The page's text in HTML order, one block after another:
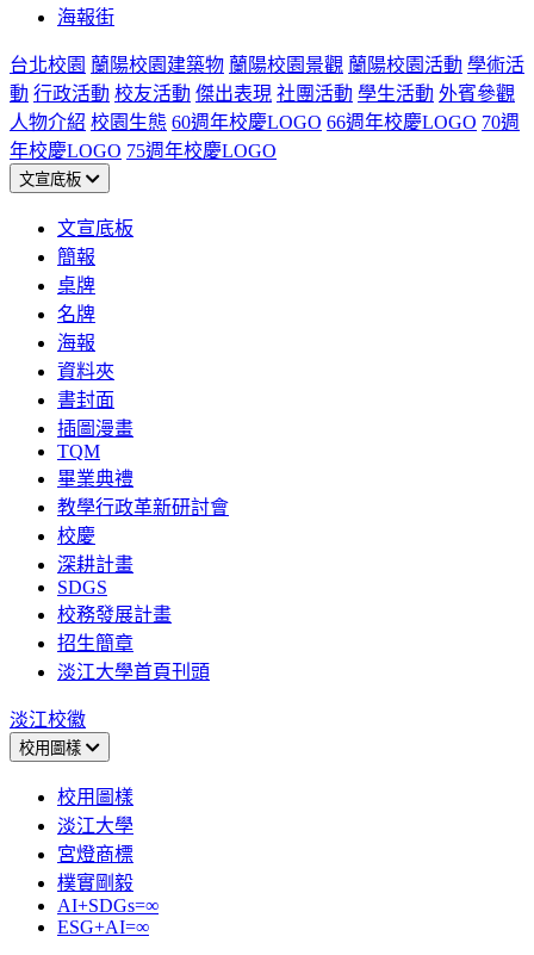
海報街
台北校園 蘭陽校園建築物 蘭陽校園景觀 蘭陽校園活動 學術活
動 行政活動 校友活動 傑出表現 社團活動 學生活動 外賓參觀
人物介紹 校園生態 60週年校慶LOGO 66週年校慶LOGO 70週
年校慶LOGO 75週年校慶LOGO
文宣底板
文宣底板
簡報
桌牌
名牌
海報
資料夾
書封面
插圖漫畫
TQM
畢業典禮
教學行政革新研討會
校慶
深耕計畫
SDGS
校務發展計畫
招生簡章
淡江大學首頁刊頭
淡江校徽
校用圖樣
校用圖樣
淡江大學
宮燈商標
樸實剛毅
AI+SDGs=∞
ESG+AI=∞